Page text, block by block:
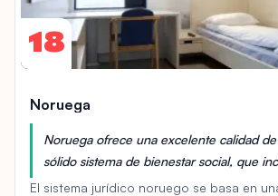
sus residentes. La seguridad y la
son también aspectos importantes de la
luxemburguesa.
18
Noruega
Noruega ofrece una excelente calidad
sólido sistema de bienestar social, que
atención médica de calidad, educación
El sistema jurídico noruego se basa en